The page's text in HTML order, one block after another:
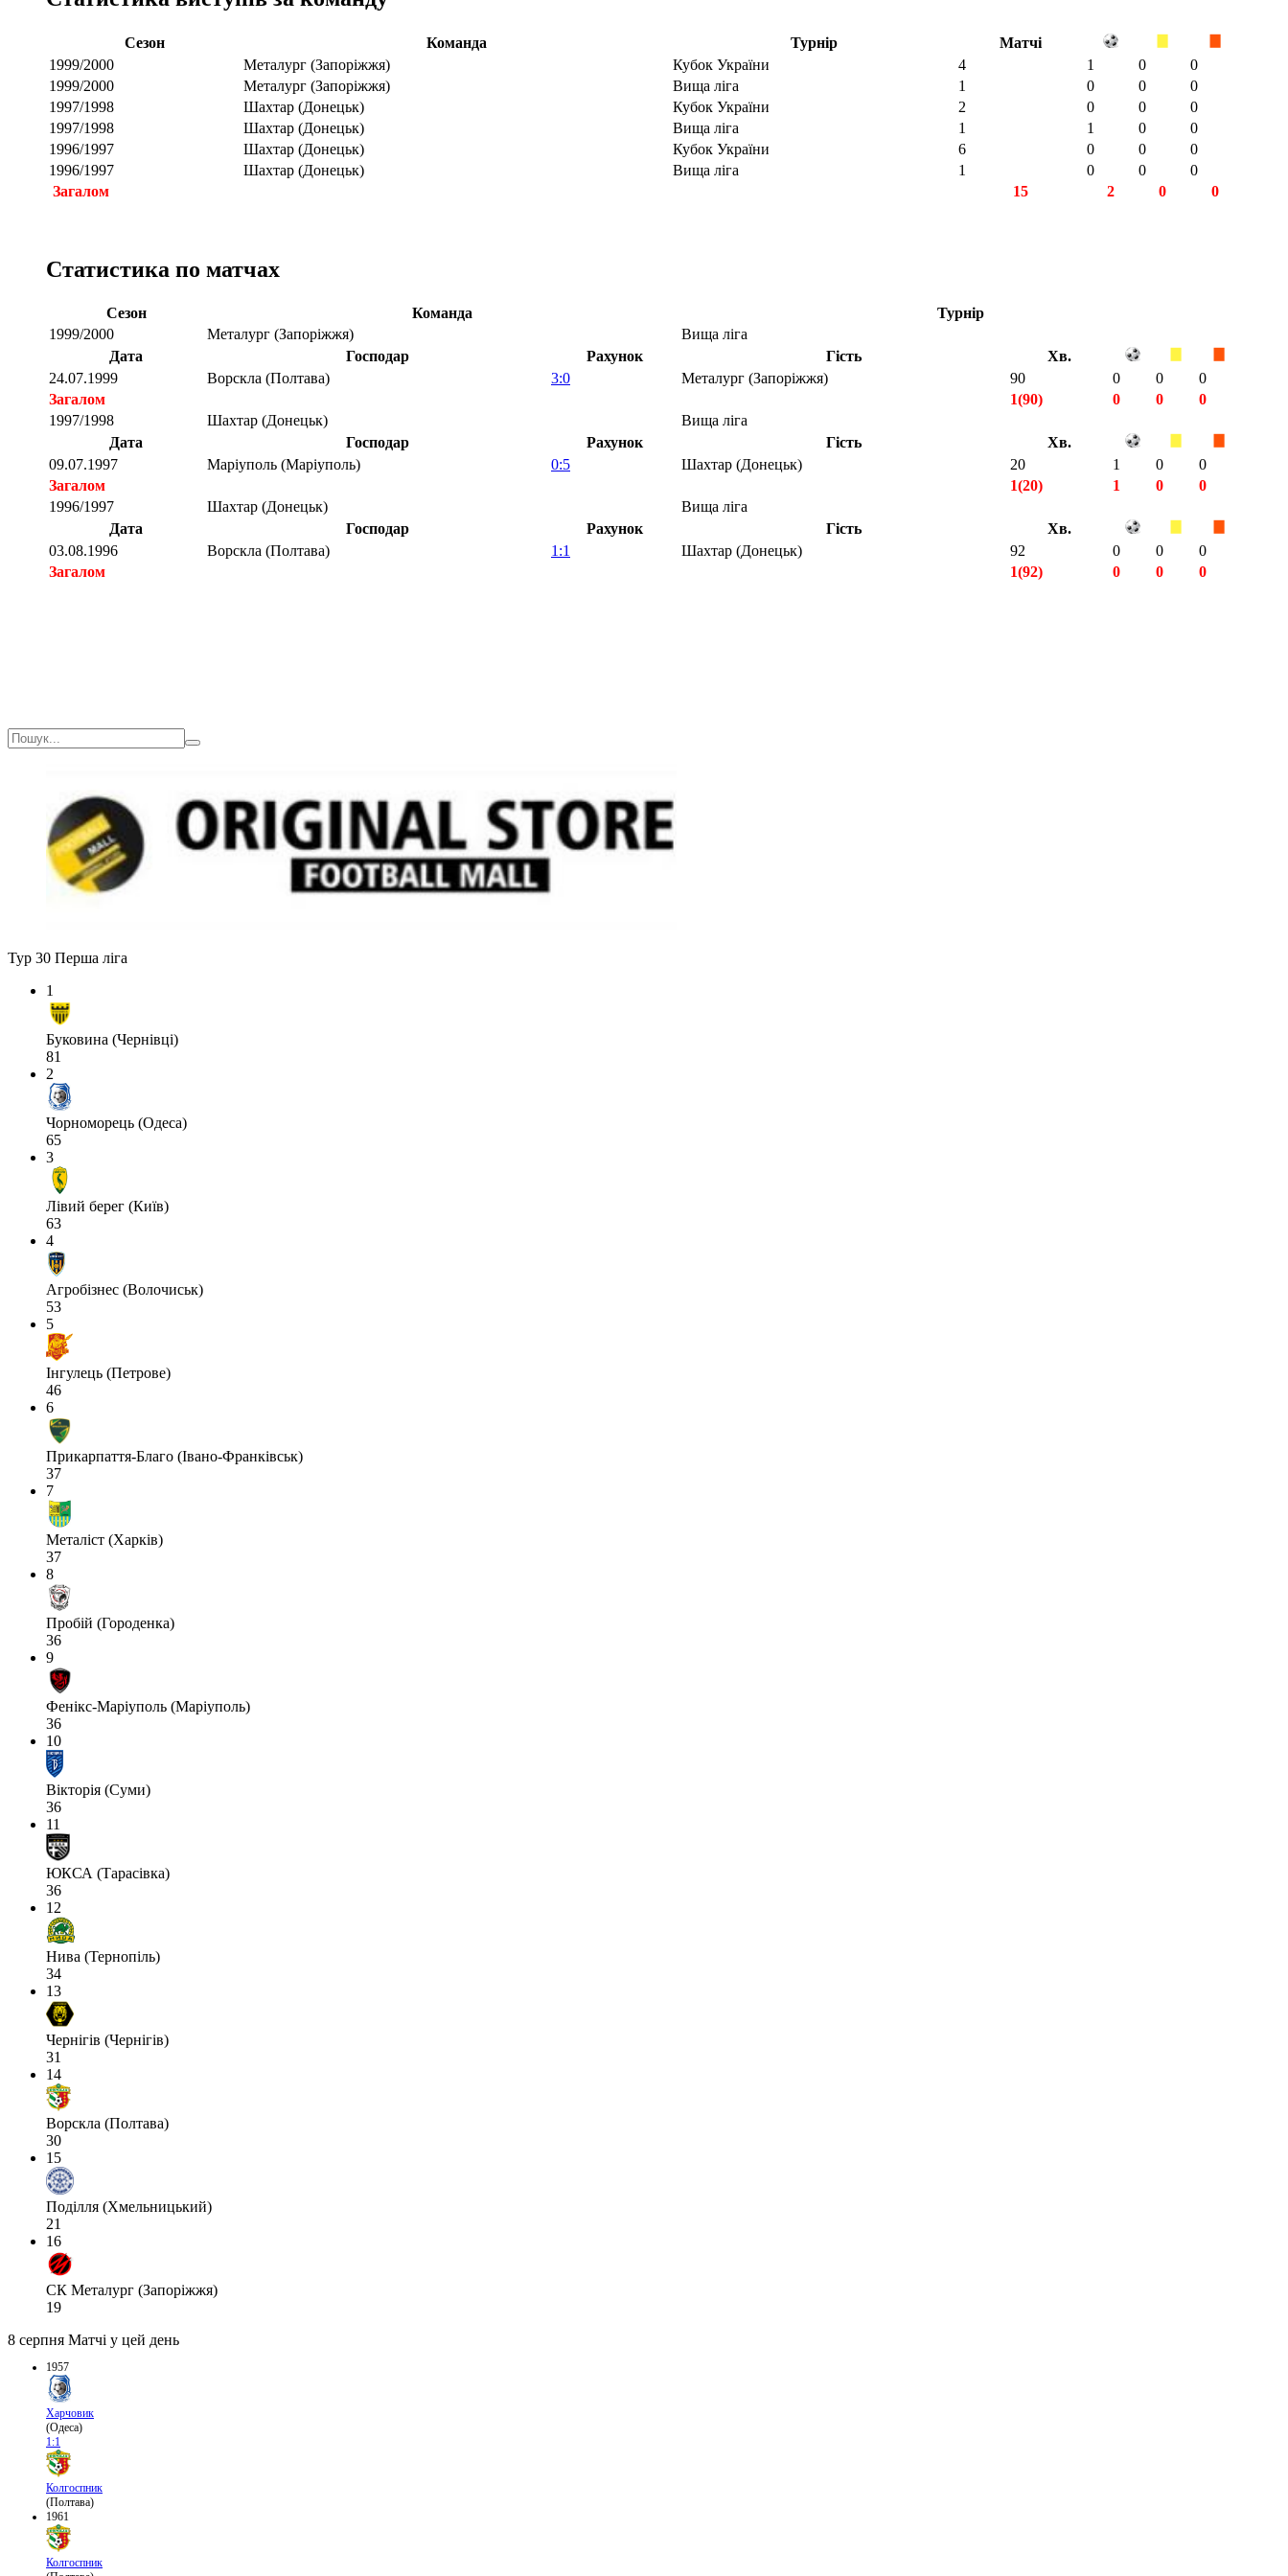
Сезон Команда Турнір
Матчі
1999/2000
Металург (Запоріжжя) Кубок України 4 1 0
0
1999/2000
Металург (Запоріжжя) Вища ліга 1 0 0
0
1997/1998
Шахтар (Донецьк) Кубок України 2 0 0
0
1997/1998
Шахтар (Донецьк) Вища ліга 1 1 0
0
1996/1997
Шахтар (Донецьк) Кубок України 6 0 0
0
1996/1997
Шахтар (Донецьк) Вища ліга 1 0 0
0
Загалом
15 2 0 0
Статистика по матчах
Сезон Команда
Турнір
1999/2000
Металург (Запоріжжя)
Вища ліга
Дата
Господар Рахунок Гість
Хв.
24.07.1999
Ворскла (Полтава) 3:0 Металург (Запоріжжя) 90 0 0
0
Загалом
1(90) 0 0
0
1997/1998
Шахтар (Донецьк)
Вища ліга
Дата
Господар Рахунок Гість
Хв.
09.07.1997
Маріуполь (Маріуполь) 0:5 Шахтар (Донецьк) 20 1 0
0
Загалом
1(20) 1 0
0
1996/1997
Шахтар (Донецьк)
Вища ліга
Дата
Господар Рахунок Гість
Хв.
03.08.1996
Ворскла (Полтава) 1:1 Шахтар (Донецьк) 92 0 0
0
Загалом
1(92) 0 0
0
Тур 30 Перша ліга
1
Буковина (Чернівці)
81
2
Чорноморець (Одеса)
65
3
Лівий берег (Київ)
63
4
Агробізнес (Волочиськ)
53
5
Інгулець (Петрове)
46
6
Прикарпаття-Благо (Івано-Франківськ)
37
7
Металіст (Харків)
37
8
Пробій (Городенка)
36
9
Фенікс-Маріуполь (Маріуполь)
36
10
Вікторія (Суми)
36
11
ЮКСА (Тарасівка)
36
12
Нива (Тернопіль)
34
13
Чернігів (Чернігів)
31
14
Ворскла (Полтава)
30
15
Поділля (Хмельницький)
21
16
СК Металург (Запоріжжя)
19
8 серпня Матчі у цей день
1957
Харчовик
(Одеса)
1:1
Колгоспник
(Полтава)
1961
Колгоспник